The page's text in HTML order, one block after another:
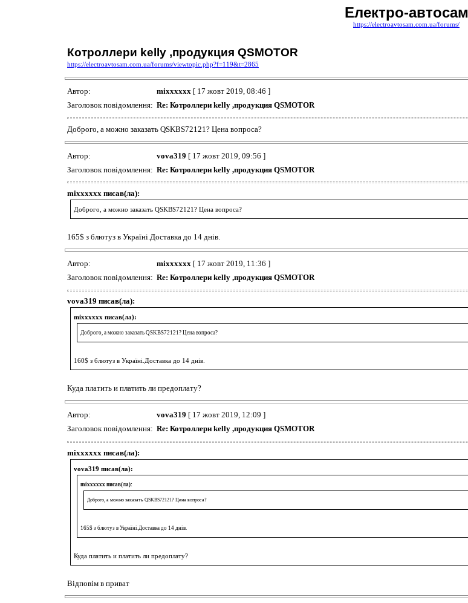
Електро-автосам
https://electroavtosam.com.ua/forums/
Котроллери kelly ,продукция QSMOTOR
https://electroavtosam.com.ua/forums/viewtopic.php?f=119&t=2865
Автор: mixxxxxx [ 17 жовт 2019, 08:46 ]
Заголовок повідомлення: Re: Котроллери kelly ,продукция QSMOTOR
Доброго, а можно заказать QSKBS72121? Цена вопроса?
Автор: vova319 [ 17 жовт 2019, 09:56 ]
Заголовок повідомлення: Re: Котроллери kelly ,продукция QSMOTOR
mixxxxxx писав(ла):
Доброго, а можно заказать QSKBS72121? Цена вопроса?
165$ з блютуз в Україні.Доставка до 14 днів.
Автор: mixxxxxx [ 17 жовт 2019, 11:36 ]
Заголовок повідомлення: Re: Котроллери kelly ,продукция QSMOTOR
vova319 писав(ла):
mixxxxxx писав(ла):
Доброго, а можно заказать QSKBS72121? Цена вопроса?
160$ з блютуз в Україні.Доставка до 14 днів.
Куда платить и платить ли предоплату?
Автор: vova319 [ 17 жовт 2019, 12:09 ]
Заголовок повідомлення: Re: Котроллери kelly ,продукция QSMOTOR
mixxxxxx писав(ла):
vova319 писав(ла):
mixxxxxx писав(ла):
Доброго, а можно заказать QSKBS72121? Цена вопроса?
165$ з блютуз в Україні.Доставка до 14 днів.
Куда платить и платить ли предоплату?
Відповім в приват